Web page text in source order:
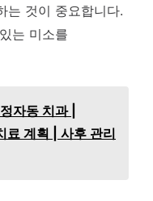
는 것이 중요합니다.
는 미소를
자동 치과 |
료 계획 | 사후 관리